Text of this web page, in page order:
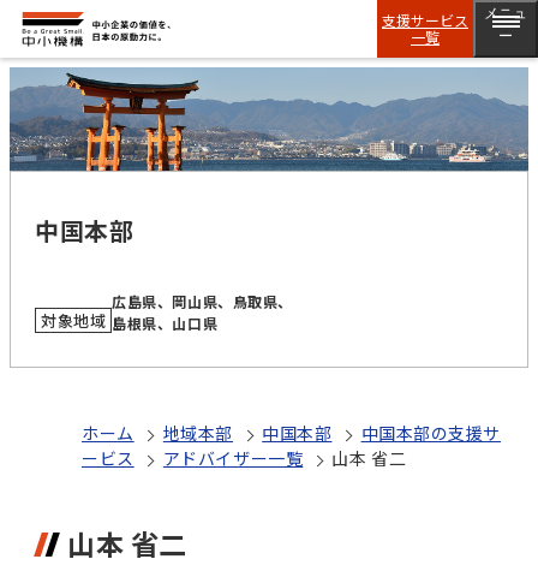
支援サービス
一覧
メニュ
ー
中国本部
対象地域
広島県、岡山県、鳥取県、
島根県、山口県
ホーム 地域本部 中国本部
中国本部の支援サ
ービス
アドバイザー一覧 山本 省二
山本 省二